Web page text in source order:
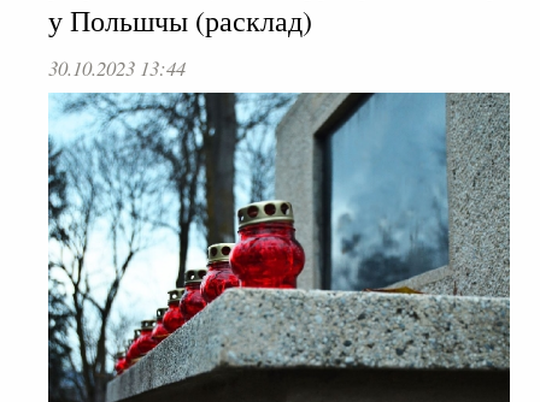
у Польшчы (расклад)
30.10.2023 13:44